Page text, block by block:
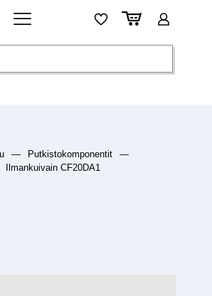
— Putkistokomponentit
—
Ilmankuivain CF20DA1